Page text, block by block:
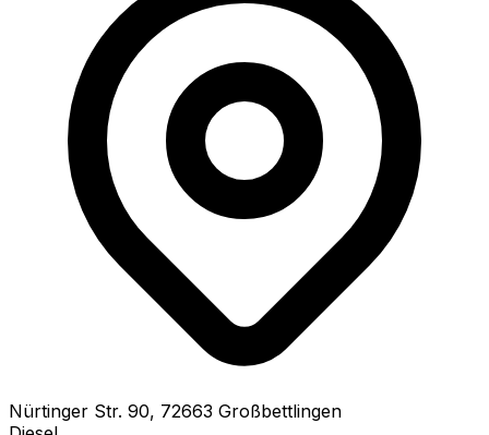
Nürtinger Str. 90, 72663 Großbettlingen